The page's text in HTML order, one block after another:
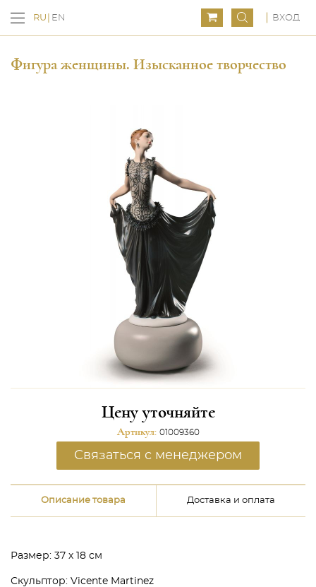
RU EN ВХОД
Фигура женщины. Изысканное творчество
Цену уточняйте
Артикул: 01009360
Связаться с менеджером
Описание товара Доставка и оплата
Размер: 37 х 18 см
Скульптор: Vicente Martinez